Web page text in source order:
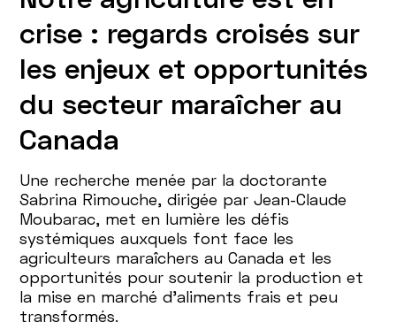
crise : regards croisés sur
les enjeux et opportunités
du secteur maraîcher au
Canada
Une recherche menée par la doctorante
Sabrina Rimouche, dirigée par Jean-Claude
Moubarac, met en lumière les défis
systémiques auxquels font face les
agriculteurs maraîchers au Canada et les
opportunités pour soutenir la production et
la mise en marché d’aliments frais et peu
transformés.